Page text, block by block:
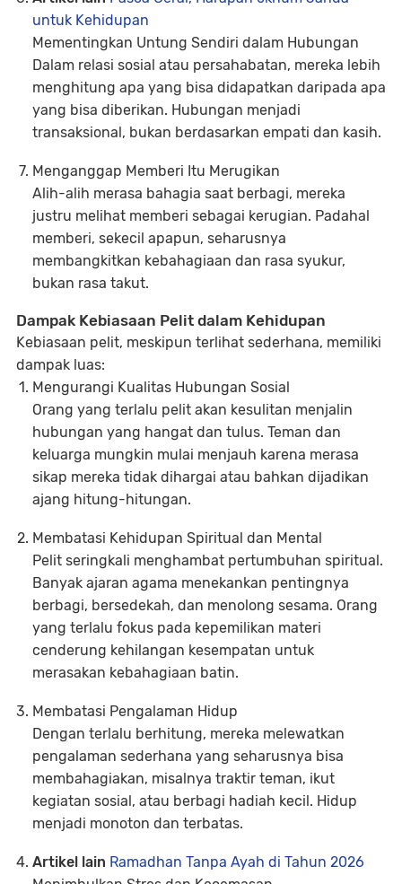
untuk Kehidupan
Mementingkan Untung Sendiri dalam Hubungan
Dalam relasi sosial atau persahabatan, mereka lebih
menghitung apa yang bisa didapatkan daripada apa
yang bisa diberikan. Hubungan menjadi
transaksional, bukan berdasarkan empati dan kasih.
Menganggap Memberi Itu Merugikan
Alih-alih merasa bahagia saat berbagi, mereka
justru melihat memberi sebagai kerugian. Padahal
memberi, sekecil apapun, seharusnya
membangkitkan kebahagiaan dan rasa syukur,
bukan rasa takut.
Dampak Kebiasaan Pelit dalam Kehidupan
Kebiasaan pelit, meskipun terlihat sederhana, memiliki
dampak luas:
Mengurangi Kualitas Hubungan Sosial
Orang yang terlalu pelit akan kesulitan menjalin
hubungan yang hangat dan tulus. Teman dan
keluarga mungkin mulai menjauh karena merasa
sikap mereka tidak dihargai atau bahkan dijadikan
ajang hitung-hitungan.
Membatasi Kehidupan Spiritual dan Mental
Pelit seringkali menghambat pertumbuhan spiritual.
Banyak ajaran agama menekankan pentingnya
berbagi, bersedekah, dan menolong sesama. Orang
yang terlalu fokus pada kepemilikan materi
cenderung kehilangan kesempatan untuk
merasakan kebahagiaan batin.
Membatasi Pengalaman Hidup
Dengan terlalu berhitung, mereka melewatkan
pengalaman sederhana yang seharusnya bisa
membahagiakan, misalnya traktir teman, ikut
kegiatan sosial, atau berbagi hadiah kecil. Hidup
menjadi monoton dan terbatas.
Artikel lain Ramadhan Tanpa Ayah di Tahun 2026